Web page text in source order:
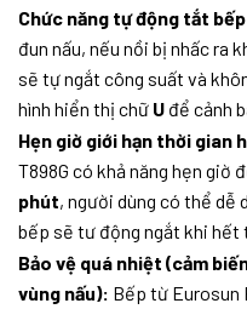
Chức năng tự động tắt
đun nấu, nếu nồi bị nhấc ra
sẽ tự ngắt công suất và
hình hiển thị chữ U để cảnh
Hẹn giờ giới hạn thời gian
T898G có khả năng hẹn giờ
phút, người dùng có thể dễ
bếp sẽ tư động ngắt khi
Bảo vệ quá nhiệt (cảm
vùng nấu): Bếp từ Eurosun